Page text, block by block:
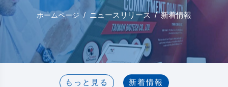
ホームページ ニュースリリース 新着情報
もっと見る 新着情報